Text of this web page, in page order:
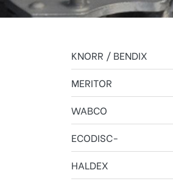
KNORR / BENDIX
MERITOR
WABCO
ECODISC-
HALDEX